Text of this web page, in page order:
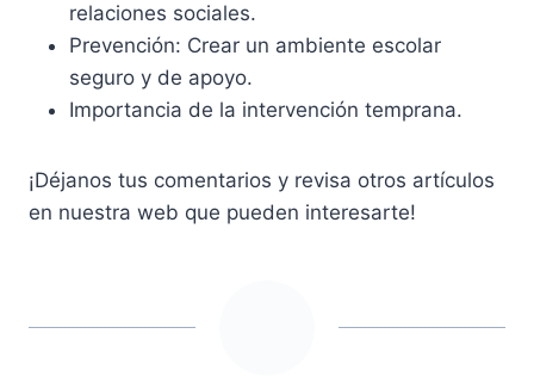
relaciones sociales.
Prevención: Crear un ambiente escolar
seguro y de apoyo.
Importancia de la intervención temprana.
¡Déjanos tus comentarios y revisa otros artículos
en nuestra web que pueden interesarte!